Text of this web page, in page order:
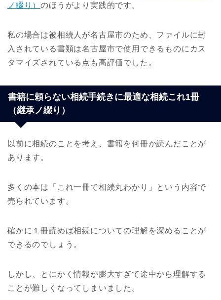
ノ綴り）のほうがより実践的です。
私の場合は被相続人が名古屋市のため、ファイルに封
入されている書類は名古屋市で使用できるものにカス
タマイズされている点も高評価でした。
書籍に頼らない相続手続きに最適な相続これ1冊
（継承ノ綴り）
以前に相続のことを考え、書籍を何冊か読んだことが
あります。
多くの本は「これ一冊で相続丸わかり」という内容で
売られています。
確かに１冊読めば相続についての理解を深めることが
できるのでしょう。
しかし、とにかく情報が膨大すぎて途中から理解する
ことが難しくなってしまいました。